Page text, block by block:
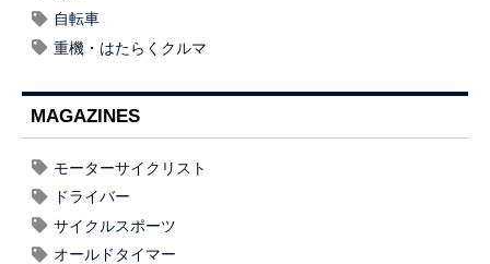
自転車
重機・はたらくクルマ
MAGAZINES
モーターサイクリスト
ドライバー
サイクルスポーツ
オールドタイマー